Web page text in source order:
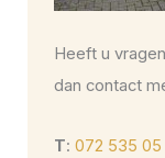
Heeft u
dan contact
T:072 535 05